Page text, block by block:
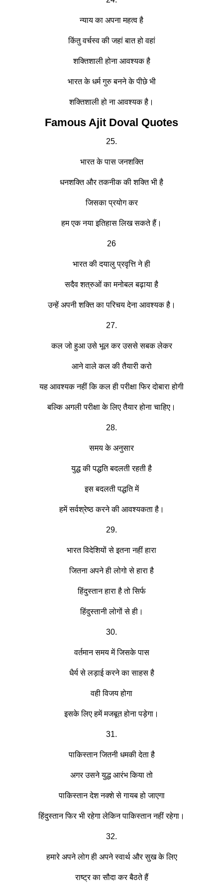
न्याय का अपना महत्व है
किंतु वर्चस्व की जहां बात हो वहां
शक्तिशाली होना आवश्यक है
भारत के धर्म गुरु बनने के पीछे भी
शक्तिशाली हो ना आवश्यक है।
Famous Ajit Doval Quotes
25.
भारत के पास जनशक्ति
धनशक्ति और तकनीक की शक्ति भी है
जिसका प्रयोग कर
हम एक नया इतिहास लिख सकते हैं।
26
भारत की दयालु प्रवृत्ति ने ही
सदैव शत्रुओं का मनोबल बढ़ाया है
उन्हें अपनी शक्ति का परिचय देना आवश्यक है।
27.
कल जो हुआ उसे भूल कर उससे सबक लेकर
आने वाले कल की तैयारी करो
यह आवश्यक नहीं कि कल ही परीक्षा फिर दोबारा होगी
बल्कि अगली परीक्षा के लिए तैयार होना चाहिए।
28.
समय के अनुसार
युद्ध की पद्धति बदलती रहती है
इस बदलती पद्धति में
हमें सर्वश्रेष्ठ करने की आवश्यकता है।
29.
भारत विदेशियों से इतना नहीं हारा
जितना अपने ही लोगो से हारा है
हिंदुस्तान हारा है तो सिर्फ
हिंदुस्तानी लोगों से ही।
30.
वर्तमान समय में जिसके पास
धैर्य से लड़ाई करने का साहस है
वही विजय होगा
इसके लिए हमें मजबूत होना पड़ेगा।
31.
पाकिस्तान जितनी धमकी देता है
अगर उसने युद्ध आरंभ किया तो
पाकिस्तान देश नक्शे से गायब हो जाएगा
हिंदुस्तान फिर भी रहेगा लेकिन पाकिस्तान नहीं रहेगा।
32.
हमारे अपने लोग ही अपने स्वार्थ और सुख के लिए
राष्ट्र का सौदा कर बैठते हैं